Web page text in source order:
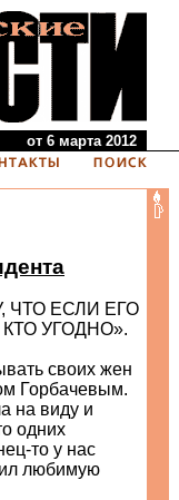
от 6 марта 2012
ЧТО ЕСЛИ ЕГО
УГОДНО».
своих жен
Горбачевым.
на виду и
одних
то у нас
любимую